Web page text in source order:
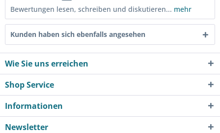
Bewertungen lesen, schreiben und diskutieren... mehr
Kunden haben sich ebenfalls angesehen
Wie Sie uns erreichen
Shop Service
Informationen
Newsletter